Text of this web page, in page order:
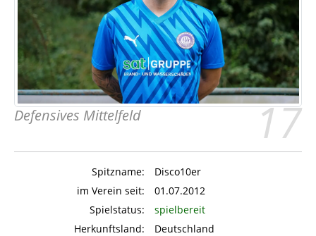
17
Defensives Mittelfeld
Spitzname:
Disco10er
im Verein seit:
01.07.2012
Spielstatus:
spielbereit
Herkunftsland:
Deutschland